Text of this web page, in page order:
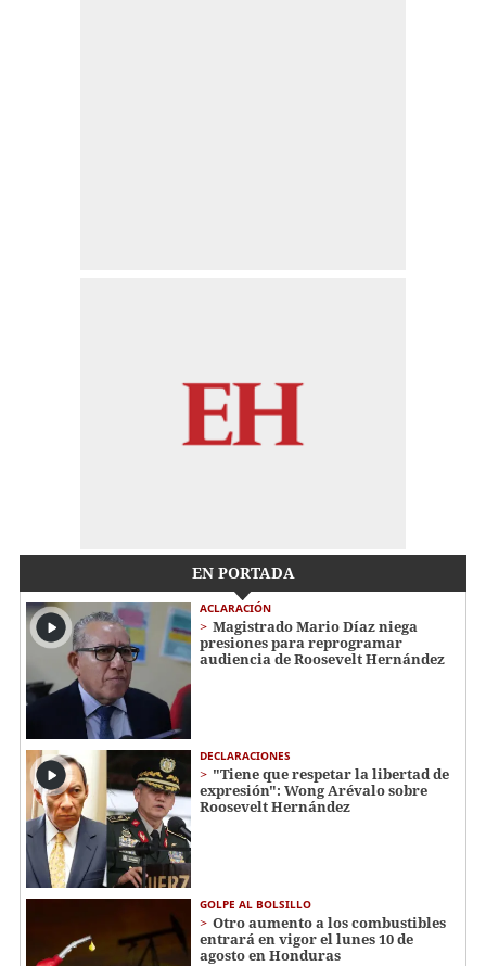
EN PORTADA
ACLARACIÓN
Magistrado Mario Díaz niega
presiones para reprogramar
audiencia de Roosevelt Hernández
DECLARACIONES
"Tiene que respetar la libertad de
expresión": Wong Arévalo sobre
Roosevelt Hernández
GOLPE AL BOLSILLO
Otro aumento a los combustibles
entrará en vigor el lunes 10 de
agosto en Honduras